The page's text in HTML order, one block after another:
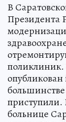
В
Президента
приступили.
больнице